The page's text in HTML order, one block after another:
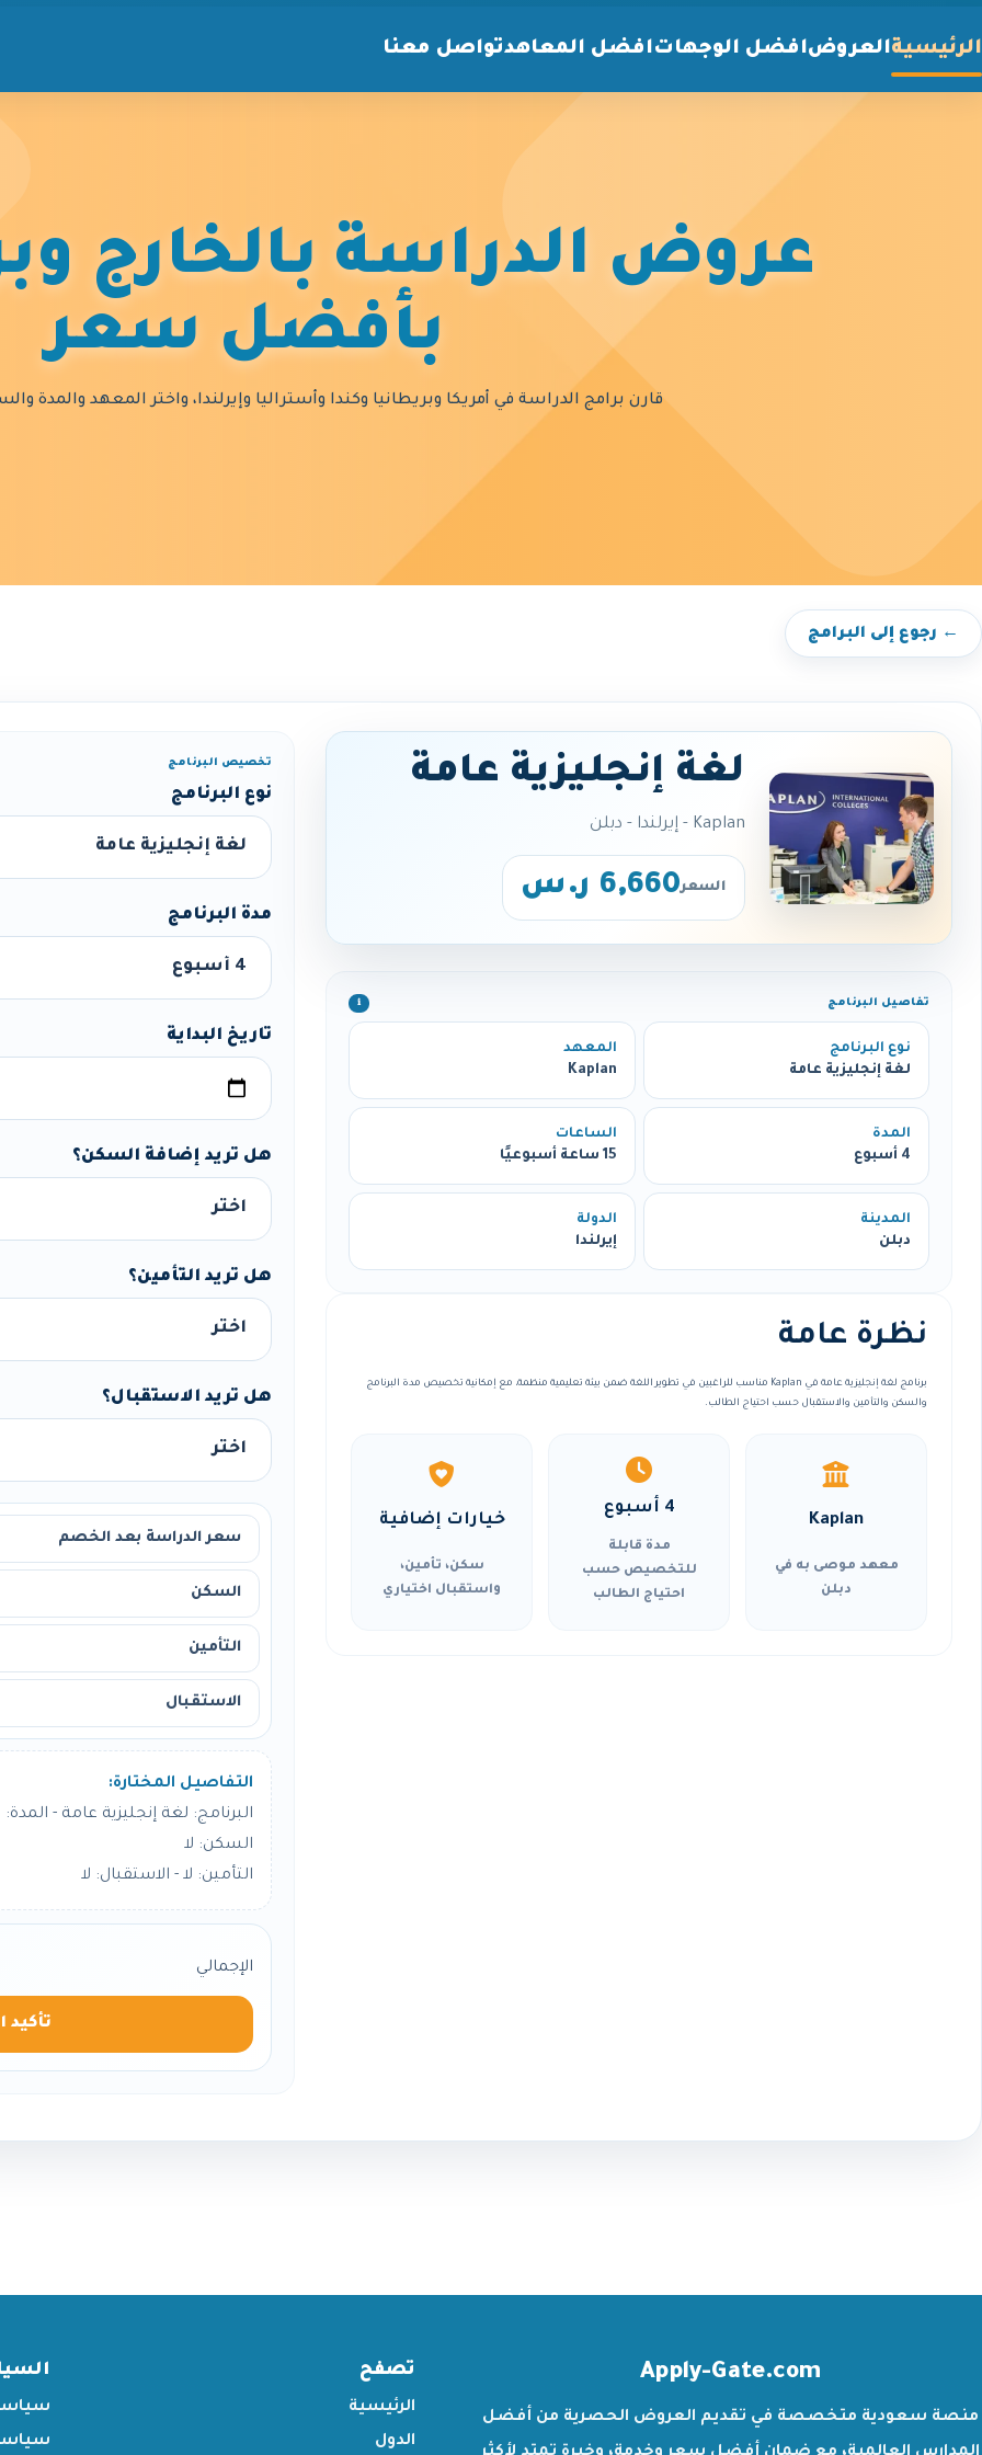
الرئيسيةالعروضافضل الوجهاتافضل المعاهدتواصل معنا
عروض الدراسة بالخارج
بأفضل سعر
قارن برامج الدراسة في أمريكا وبريطانيا وكندا وأستراليا وإيرلندا، واختر المعهد والمدة
← رجوع إلى البرامج
لغة إنجليزية عامة
Kaplan - إيرلندا - دبلن
السعر6,660 ر.س
تفاصيل البرنامج ℹ️
نوع البرنامج
لغة إنجليزية عامة
المعهد
Kaplan
المدة
4 أسبوع
الساعات
15 ساعة أسبوعيًا
المدينة
دبلن
الدولة
إيرلندا
نظرة عامة
برنامج لغة إنجليزية عامة في Kaplan مناسب للراغبين في تطوير اللغة ضمن بيئة تعليمية منظمة، مع إمكانية تخصيص مدة البرنامج
والسكن والتأمين والاستقبال حسب احتياج الطالب.
Kaplan
معهد موصى به في
دبلن
4 أسبوع
مدة قابلة
للتخصيص حسب
احتياج الطالب
خيارات إضافية
سكن، تأمين،
واستقبال اختياري
تخصيص البرنامج
نوع البرنامج
مدة البرنامج
تاريخ البداية
هل تريد إضافة السكن؟
هل تريد التأمين؟
هل تريد الاستقبال؟
سعر الدراسة بعد الخصم
السكن
التأمين
الاستقبال
التفاصيل المختارة:
البرنامج: لغة إنجليزية عامة - المدة: 4 أسبوع
السكن: لا
التأمين: لا - الاستقبال: لا
الإجمالي
تأكيد
Apply-Gate.com
منصة سعودية متخصصة في تقديم العروض الحصرية من أفضل
تصفح
الرئيسية
الدول